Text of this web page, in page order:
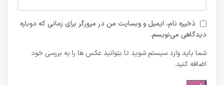
ذخیره نام، ایمیل و وبسایت من در مرورگر برای زمانی که دوباره
دیدگاهی می‌نویسم.
شما باید وارد سیستم شوید تا بتوانید عکس ها را به بررسی خود
اضافه کنید.